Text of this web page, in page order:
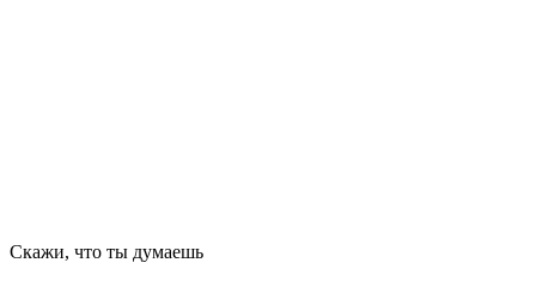
Скажи, что ты думаешь